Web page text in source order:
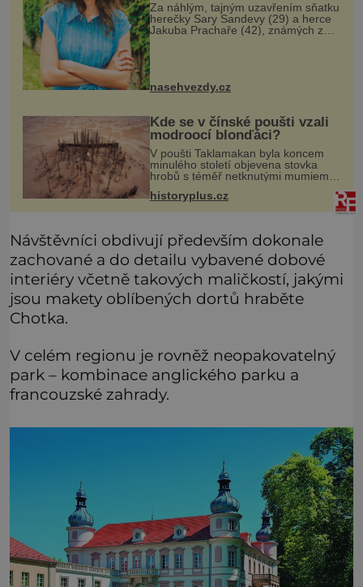
Za náhlým, tajným uzavřením sňatku
herečky Sary Sandevy (29) a herce
Jakuba Prachaře (42), známých ze
seriálu Jakub a Sara, se skrývá
možná mnohem víc než jen touha
nasehvezdy.cz
Kde se v čínské poušti vzali
modroocí blonďáci?
V poušti Taklamakan byla koncem
minulého století objevena stovka
hrobů s téměř netknutými mumiemi.
Všichni mrtví byli pohřbeni s úctou a
četnými milodary. Asi nejvíc přitom
vědce zaujal hrob tříměsíčn
historyplus.cz
Návštěvníci obdivují především dokonale
zachované a do detailu vybavené dobové
interiéry včetně takových maličkostí, jakými
jsou makety oblíbených dortů hraběte
Chotka.
V celém regionu je rovněž neopakovatelný
park – kombinace anglického parku a
francouzské zahrady.